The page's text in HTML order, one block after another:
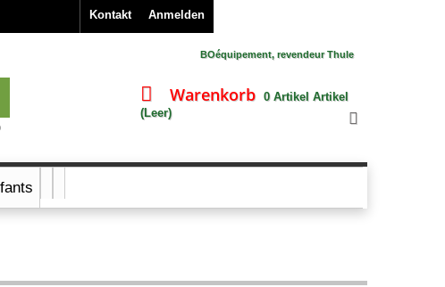
Anmelden
Kontakt
BOéquipement, revendeur Thule
Warenkorb 0 Artikel Artikel
(Leer)